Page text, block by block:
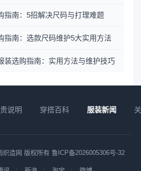
指南：5招解决尺码与打理难题
指南：选款尺码维护5大实用方法
装选购指南：实用方法与维护技巧
说明 穿搭百科 服装新闻
造网 版权所有 鲁ICP备2026005306号-32